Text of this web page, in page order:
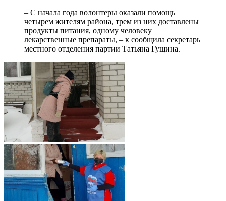
– С начала года волонтеры оказали помощь
четырем жителям района, трем из них доставлены
продукты питания, одному человеку
лекарственные препараты, – к сообщила секретарь
местного отделения партии Татьяна Гущина.